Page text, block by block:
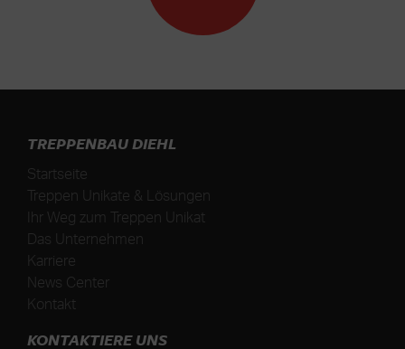
TREPPENBAU DIEHL
Startseite
Treppen Unikate & Lösungen
Ihr Weg zum Treppen Unikat
Das Unternehmen
Karriere
News Center
Kontakt
KONTAKTIERE UNS